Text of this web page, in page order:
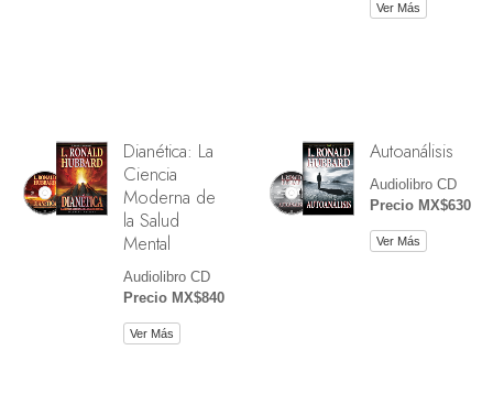
Ver Más
Dianética: La
Ciencia
Moderna de
la Salud
Mental
Audiolibro CD
Precio MX$840
Ver Más
Autoanálisis
Audiolibro CD
Precio MX$630
Ver Más